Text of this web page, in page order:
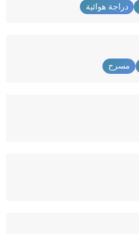
دراجة هوائية
مسرح